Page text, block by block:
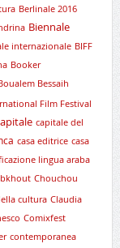
Berlinale 2016
Biennale
internazionale BIFF
Booker
Bessaih
Film Festival
capitale del
casa editrice casa
lingua araba
Chouchou
cultura Claudia
Comixfest
contemporanea